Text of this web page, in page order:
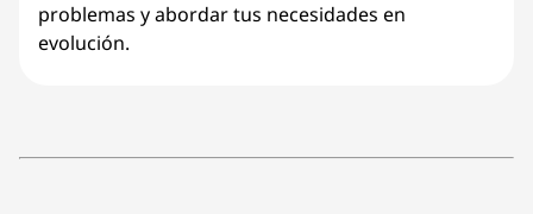
problemas y abordar tus necesidades en
evolución.